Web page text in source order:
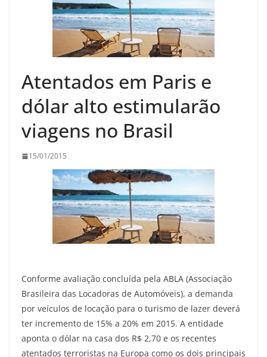
Atentados em Paris e
dólar alto estimularão
viagens no Brasil
15/01/2015
Conforme avaliação concluída pela ABLA (Associação
Brasileira das Locadoras de Automóveis), a demanda
por veículos de locação para o turismo de lazer deverá
ter incremento de 15% a 20% em 2015. A entidade
aponta o dólar na casa dos R$ 2,70 e os recentes
atentados terroristas na Europa como os dois principais